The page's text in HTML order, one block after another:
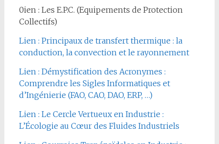
0ien : Les E.P.C. (Equipements de Protection
Collectifs)
Lien : Principaux de transfert thermique : la
conduction, la convection et le rayonnement
Lien : Démystification des Acronymes :
Comprendre les Sigles Informatiques et
d’Ingénierie (FAO, CAO, DAO, ERP, …)
Lien : Le Cercle Vertueux en Industrie :
L’Écologie au Cœur des Fluides Industriels